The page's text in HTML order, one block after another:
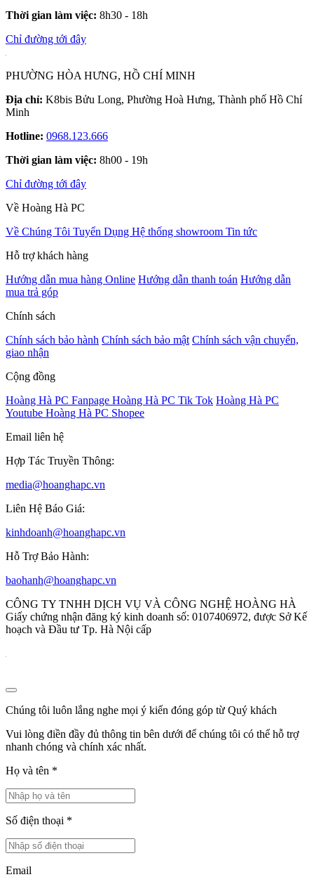
Thời gian làm việc: 8h30 - 18h
Chỉ đường tới đây
PHƯỜNG HÒA HƯNG, HỒ CHÍ MINH
Địa chỉ: K8bis Bửu Long, Phường Hoà Hưng, Thành phố Hồ Chí
Minh
Hotline: 0968.123.666
Thời gian làm việc: 8h00 - 19h
Chỉ đường tới đây
Về Hoàng Hà PC
Về Chúng Tôi Tuyển Dụng Hệ thống showroom Tin tức
Hỗ trợ khách hàng
Hướng dẫn mua hàng Online Hướng dẫn thanh toán Hướng dẫn
mua trả góp
Chính sách
Chính sách bảo hành Chính sách bảo mật Chính sách vận chuyển,
giao nhận
Cộng đồng
Hoàng Hà PC Fanpage Hoàng Hà PC Tik Tok Hoàng Hà PC
Youtube Hoàng Hà PC Shopee
Email liên hệ
Hợp Tác Truyền Thông:
media@hoanghapc.vn
Liên Hệ Báo Giá:
kinhdoanh@hoanghapc.vn
Hỗ Trợ Bảo Hành:
baohanh@hoanghapc.vn
CÔNG TY TNHH DỊCH VỤ VÀ CÔNG NGHỆ HOÀNG HÀ
Giấy chứng nhận đăng ký kinh doanh số: 0107406972, được Sở Kế
hoạch và Đầu tư Tp. Hà Nội cấp
Chúng tôi luôn lắng nghe mọi ý kiến đóng góp từ Quý khách
Vui lòng điền đầy đủ thông tin bên dưới để chúng tôi có thể hỗ trợ
nhanh chóng và chính xác nhất.
Họ và tên *
Số điện thoại *
Email